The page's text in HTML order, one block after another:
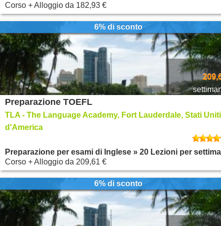
Corso + Alloggio da 182,93 €
6% di sconto
Preparazione TOEFL
TLA - The Language Academy, Fort Lauderdale, Stati Uniti
d'America
Preparazione per esami di Inglese » 20 Lezioni per
Corso + Alloggio da 209,61 €
6% di sconto